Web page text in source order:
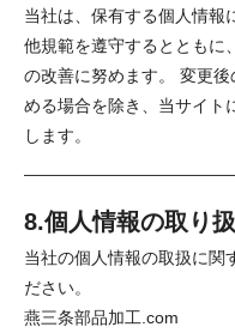
当社は、保有する個人情報
他規範を遵守するとともに
の改善に努めます。 変更
める場合を除き、当サイト
します。
8.個人情報の取り
当社の個人情報の取扱に関
ださい。
燕三条部品加工.com